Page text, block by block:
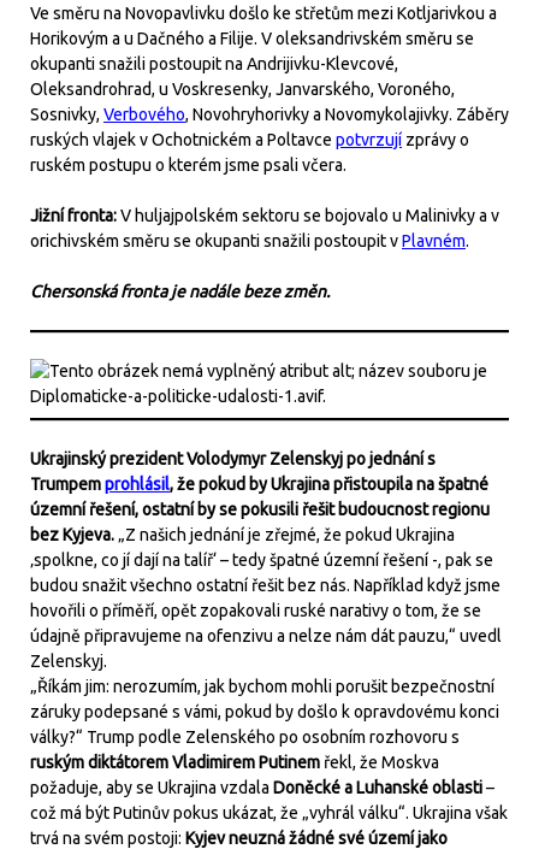
Ve směru na Novopavlivku došlo ke střetům mezi Kotljarivkou a
Horikovým a u Dačného a Filije. V oleksandrivském směru se
okupanti snažili postoupit na Andrijivku-Klevcové,
Oleksandrohrad, u Voskresenky, Janvarského, Voroného,
Sosnivky, Verbového, Novohryhorivky a Novomykolajivky. Záběry
ruských vlajek v Ochotnickém a Poltavce potvrzují zprávy o
ruském postupu o kterém jsme psali včera.
Jižní fronta:V huljajpolském sektoru se bojovalo u Malinivky a v
orichivském směru se okupanti snažili postoupit vPlavném.
Chersonská fronta je nadále beze změn.
Ukrajinský prezident Volodymyr Zelenskyj po jednání s
Trumpemprohlásil, že pokud by Ukrajina přistoupila na špatné
územní řešení, ostatní by se pokusili řešit budoucnost regionu
bez Kyjeva. „Z našich jednání je zřejmé, že pokud Ukrajina
‚spolkne, co jí dají na talíř‘ – tedy špatné územní řešení -, pak se
budou snažit všechno ostatní řešit bez nás. Například když jsme
hovořili o příměří, opět zopakovali ruské narativy o tom, že se
údajně připravujeme na ofenzivu a nelze nám dát pauzu,“ uvedl
Zelenskyj.
„Říkám jim: nerozumím, jak bychom mohli porušit bezpečnostní
záruky podepsané s vámi, pokud by došlo k opravdovému konci
války?“ Trump podle Zelenského po osobním rozhovoru s
ruským diktátorem Vladimirem Putinem řekl, že Moskva
požaduje, aby se Ukrajina vzdala Doněcké a Luhanské oblasti–
což má být Putinův pokus ukázat, že „vyhrál válku“. Ukrajina však
trvá na svém postoji: Kyjev neuzná žádné své území jako